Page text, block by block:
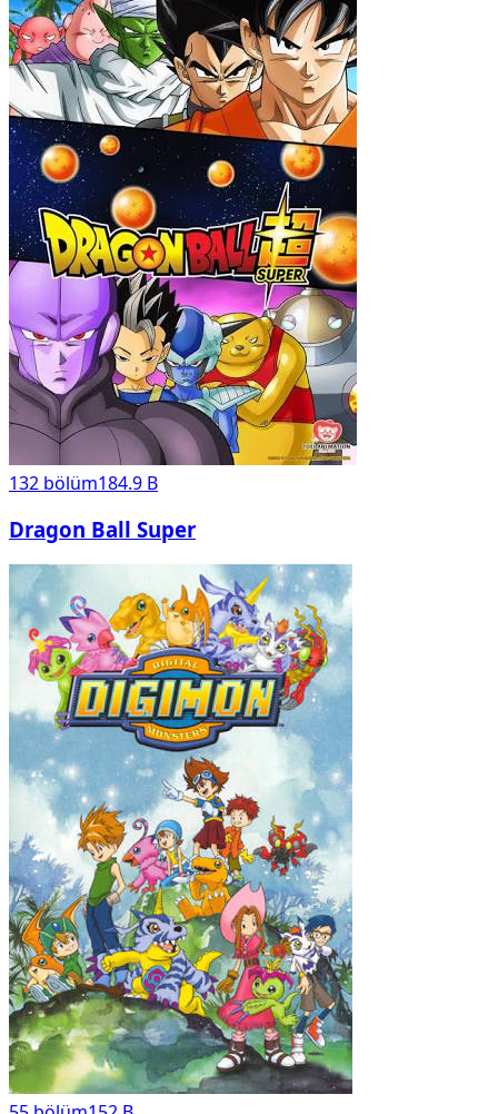
132 bölüm184.9 B
Dragon Ball Super